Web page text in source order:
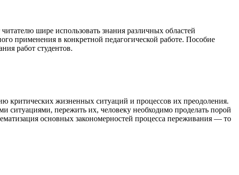
шире использовать знания различных областей
применения в конкретной педагогической работе. Пособие
работ студентов.
критических жизненных ситуаций и процессов их преодоления.
ситуациями, пережить их, человеку необходимо проделать порой
основных закономерностей процесса переживания — то